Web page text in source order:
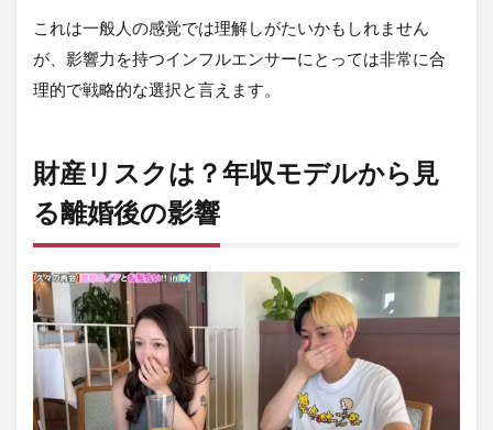
これは一般人の感覚では理解しがたいかもしれません
が、影響力を持つインフルエンサーにとっては非常に合
理的で戦略的な選択と言えます。
財産リスクは？年収モデルから見
る離婚後の影響